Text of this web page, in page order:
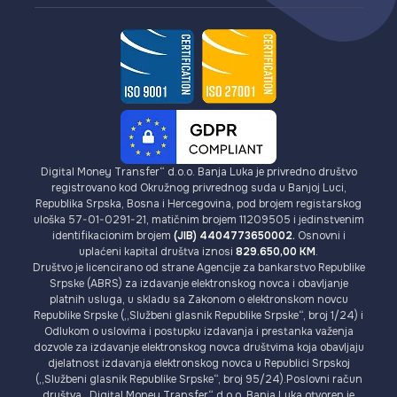
Digital Money Transfer“ d.o.o. Banja Luka je privredno društvo
registrovano kod Okružnog privrednog suda u Banjoj Luci,
Republika Srpska, Bosna i Hercegovina, pod brojem registarskog
uloška 57-01-0291-21, matičnim brojem 11209505 i jedinstvenim
identifikacionim brojem (JIB) 4404773650002. Osnovni i
uplaćeni kapital društva iznosi 829.650,00 KM.
Društvo je licencirano od strane Agencije za bankarstvo Republike
Srpske (ABRS) za izdavanje elektronskog novca i obavljanje
platnih usluga, u skladu sa Zakonom o elektronskom novcu
Republike Srpske („Službeni glasnik Republike Srpske“, broj 1/24) i
Odlukom o uslovima i postupku izdavanja i prestanka važenja
dozvole za izdavanje elektronskog novca društvima koja obavljaju
djelatnost izdavanja elektronskog novca u Republici Srpskoj
(„Službeni glasnik Republike Srpske“, broj 95/24).Poslovni račun